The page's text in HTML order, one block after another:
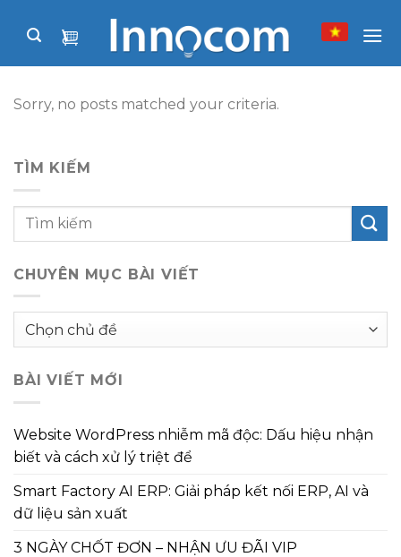
Sorry, no posts matched your criteria.
TÌM KIẾM
CHUYÊN MỤC BÀI VIẾT
Chuyên
viết
BÀI VIẾT MỚI
Website WordPress nhiễm mã độc: Dấu hiệu nhận
biết và cách xử lý triệt để
Smart Factory AI ERP: Giải pháp kết nối ERP, AI và
dữ liệu sản xuất
3 NGÀY CHỐT ĐƠN – NHẬN ƯU ĐÃI VIP